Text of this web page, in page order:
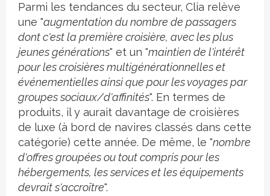
Parmi les tendances du secteur, Clia relève
une "augmentation du nombre de passagers
dont c'est la première croisière, avec les plus
jeunes générations" et un "maintien de l'intérêt
pour les croisières multigénérationnelles et
événementielles ainsi que pour les voyages par
groupes sociaux/d'affinités". En termes de
produits, il y aurait davantage de croisières
de luxe (à bord de navires classés dans cette
catégorie) cette année. De même, le "nombre
d'offres groupées ou tout compris pour les
hébergements, les services et les équipements
devrait s'accroître".